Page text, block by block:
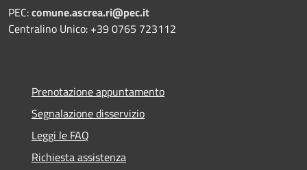
PEC:comune.ascrea.ri@pec.it
Centralino Unico: +39 0765 723112
Prenotazione appuntamento
Segnalazione disservizio
Leggi le FAQ
Richiesta assistenza